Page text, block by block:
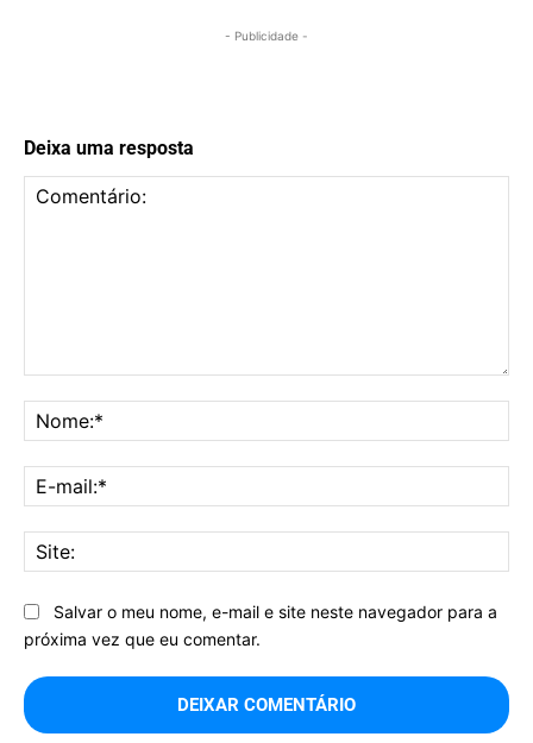
- Publicidade -
Deixa uma resposta
Salvar o meu nome, e-mail e site neste navegador para a
próxima vez que eu comentar.